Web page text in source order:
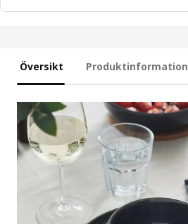
Översikt Produktinformation